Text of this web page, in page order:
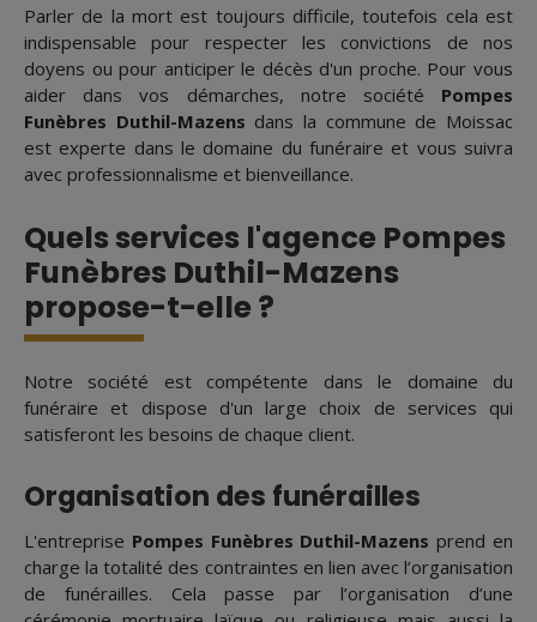
Parler de la mort est toujours difficile, toutefois cela est
indispensable pour respecter les convictions de nos
doyens ou pour anticiper le décès d'un proche. Pour vous
aider dans vos démarches, notre société Pompes
Funèbres Duthil-Mazens dans la commune de Moissac
est experte dans le domaine du funéraire et vous suivra
avec professionnalisme et bienveillance.
Quels services l'agence Pompes
Funèbres Duthil-Mazens
propose-t-elle ?
Notre société est compétente dans le domaine du
funéraire et dispose d'un large choix de services qui
satisferont les besoins de chaque client.
Organisation des funérailles
L'entreprise Pompes Funèbres Duthil-Mazens prend en
charge la totalité des contraintes en lien avec l’organisation
de funérailles. Cela passe par l’organisation d’une